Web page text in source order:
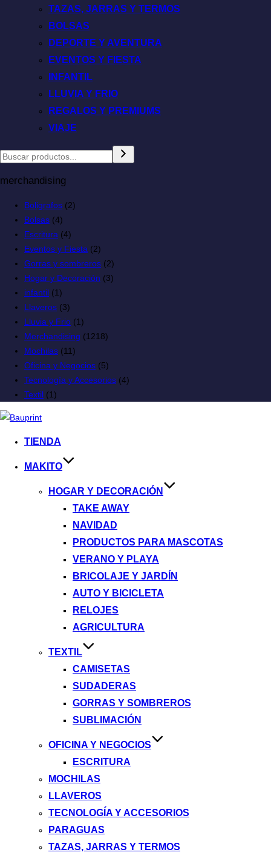
TAZAS, JARRAS Y TERMOS
BOLSAS
DEPORTE Y AVENTURA
EVENTOS Y FIESTA
INFANTIL
LLUVIA Y FRIO
REGALOS Y PREMIUMS
VIAJE
merchandising
Boligrafos (2)
Bolsas (4)
Escritura (4)
Eventos y Fiesta (2)
Gorras y sombreros (2)
Hogar y Decoración (3)
infantil (1)
Llaveros (3)
Lluvia y Frio (1)
Merchandising (1218)
Mochilas (11)
Oficina y Negocios (5)
Tecnología y Accesorios (4)
Textil (1)
TIENDA
MAKITO
HOGAR Y DECORACIÓN
TAKE AWAY
NAVIDAD
PRODUCTOS PARA MASCOTAS
VERANO Y PLAYA
BRICOLAJE Y JARDÍN
AUTO Y BICICLETA
RELOJES
AGRICULTURA
TEXTIL
CAMISETAS
SUDADERAS
GORRAS Y SOMBREROS
SUBLIMACIÓN
OFICINA Y NEGOCIOS
ESCRITURA
MOCHILAS
LLAVEROS
TECNOLOGÍA Y ACCESORIOS
PARAGUAS
TAZAS, JARRAS Y TERMOS